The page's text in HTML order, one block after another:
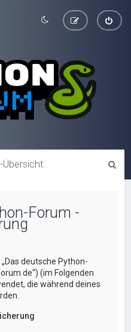
Übersicht
Forum -
deutsche Python-
(im Folgenden
die während deines